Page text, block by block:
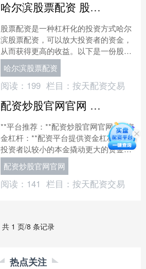
哈尔滨股票配资 股票配资实战指南：轻松撬动资金杠杆
股票配资是一种杠杆化的投资方式哈尔
滨股票配资，可以放大投资者的资金，
从而获得更高的收益。以下是一份股票
配资实战指南，帮助您轻松撬动资金杠
杆： 股米配资平台将资金....
哈尔滨股票配资
阅读： 199 栏目： 按天配资交易
配资炒股官网官网 炒股配资指南：平台推荐与操作详解
**平台推荐：**配资炒股官网官网 * **资
金杠杆：**配资平台提供资金杠杆，让
投资者以较小的本金撬动更大的资金，
放大收益空间。 * **雪球配资：**行业
领....
配资炒股官网官网
阅读： 141 栏目： 按天配资交易
共 1 页/8 条记录
热点关注